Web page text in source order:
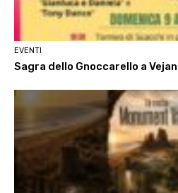
EVENTI
Sagra dello Gnoccarello a